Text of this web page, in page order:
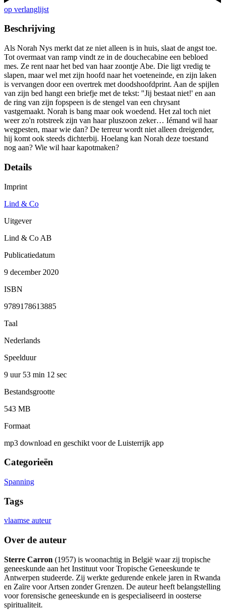
op verlanglijst
Beschrijving
Als Norah Nys merkt dat ze niet alleen is in huis, slaat de angst toe.
Tot overmaat van ramp vindt ze in de douchecabine een bebloed
mes. Ze rent naar het bed van haar zoontje Abe. Die ligt vredig te
slapen, maar wel met zijn hoofd naar het voeteneinde, en zijn laken
is vervangen door een overtrek met doodshoofdprint. Aan de spijlen
van zijn bed hangt een briefje met de tekst: "Jij bestaat niet!' en aan
de ring van zijn fopspeen is de stengel van een chrysant
vastgemaakt. Norah is bang maar ook woedend. Het zal toch niet
weer zo'n rotstreek zijn van haar pluszoon zeker… Iémand wil haar
wegpesten, maar wie dan? De terreur wordt niet alleen dreigender,
hij komt ook steeds dichterbij. Hoelang kan Norah deze toestand
nog aan? Wie wil haar kapotmaken?
Details
Imprint
Lind & Co
Uitgever
Lind & Co AB
Publicatiedatum
9 december 2020
ISBN
9789178613885
Taal
Nederlands
Speelduur
9 uur 53 min 12 sec
Bestandsgrootte
543 MB
Formaat
mp3 download en geschikt voor de Luisterrijk app
Categorieën
Spanning
Tags
vlaamse auteur
Over de auteur
Sterre Carron (1957) is woonachtig in België waar zij tropische
geneeskunde aan het Instituut voor Tropische Geneeskunde te
Antwerpen studeerde. Zij werkte gedurende enkele jaren in Rwanda
en Zaïre voor Artsen zonder Grenzen. De auteur heeft belangstelling
voor forensische geneeskunde en is gespecialiseerd in oosterse
spiritualiteit.